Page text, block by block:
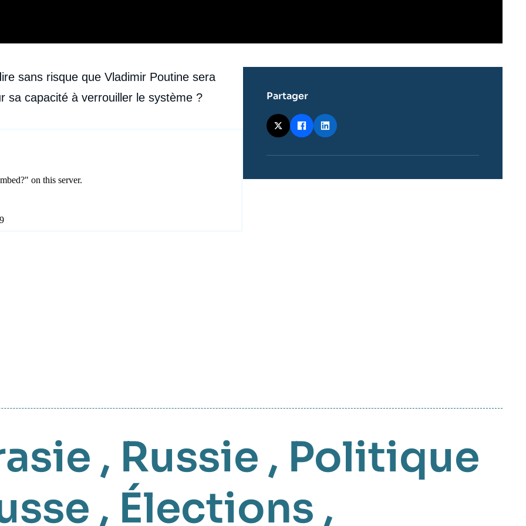
sans risque que Vladimir Poutine sera
sa capacité à verrouiller le système ?
Partager
, Russie , Politique
, Élections ,